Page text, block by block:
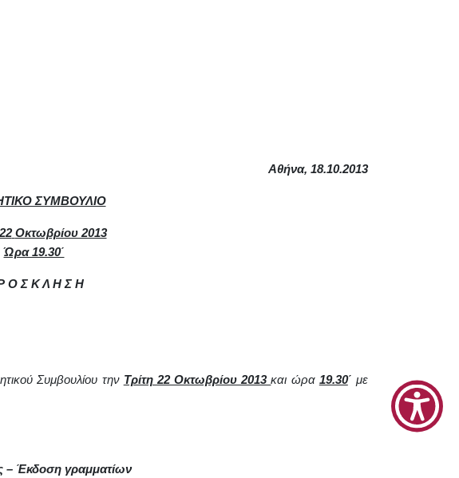
Αθήνα, 18.10.2013
ΣΥΜΒΟΥΛΙΟ
22 Οκτωβρίου 2013
Ώρα 19.30΄
Ο Σ Κ Λ Η Σ Η
Συμβουλίου την Τρίτη 22 Οκτωβρίου 2013και ώρα 19.30΄ με
– Έκδοση γραμματίων